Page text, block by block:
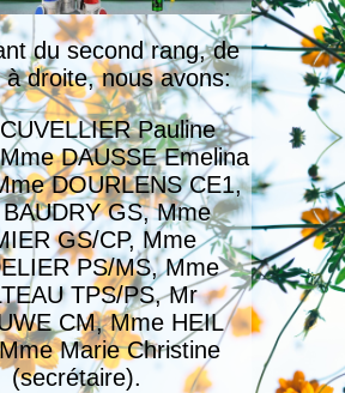
du second rang, de
à droite, nous avons:
Pauline
DAUSSE Emelina
DOURLENS CE1,
GS, Mme
GS/CP, Mme
PS/MS, Mme
TPS/PS, Mr
CM, Mme HEIL
Marie Christine
(secrétaire).